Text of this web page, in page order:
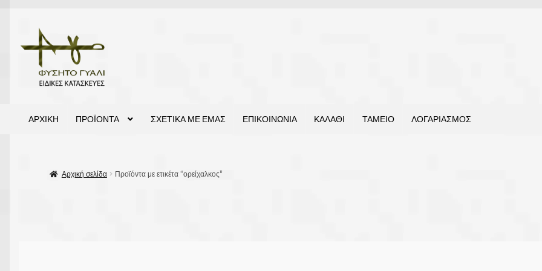
Απευθείας
μετάβαση
πλοήγηση
Μετάβαση
σε
περιεχόμενο
ΑΡΧΙΚΗ ΠΡΟΪΌΝΤΑ ΣΧΕΤΙΚΆ ΜΕ ΕΜΆΣ ΕΠΙΚΟΙΝΩΝΊΑ ΚΑΛΆΘΙ ΤΑΜΕΊΟ ΛΟΓΑΡΙΑΣΜΌΣ
Αρχική σελίδα Προϊόντα με ετικέτα “ορείχαλκος”